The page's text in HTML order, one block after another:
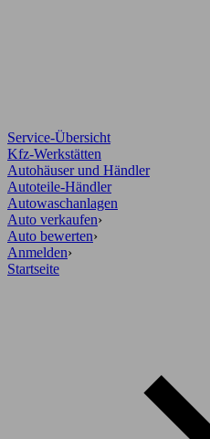
Service-Übersicht
Kfz-Werkstätten
Autohäuser und Händler
Autoteile-Händler
Autowaschanlagen
Auto verkaufen›
Auto bewerten›
Anmelden›
Startseite